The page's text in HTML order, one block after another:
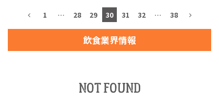
＆レストラン
1 … 28 29 30 31 32 … 38
飲食業界情報
NOT FOUND